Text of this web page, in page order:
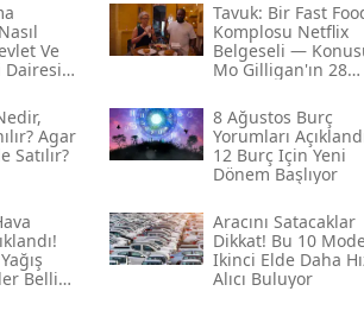
Ve
Dairesi
Tavuk: Bir Fast
Komplosu Netflix
Belgeseli —
Mo Gilligan'ın 28
Çarpıcı Sonuçlar
Agar
Satılır?
8 Ağustos Burç
Yorumları
12 Burç Için Yeni
Dönem Başlıyor
Belli
Aracını Satacaklar
Dikkat! Bu 10
Ikinci Elde Daha
Alıcı Buluyor